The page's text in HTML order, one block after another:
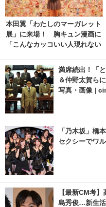
本田翼「わたしのマーガレット
展」に来場！ 胸キュン漫画に
「こんなカッコいい人現れない
満席続出！「
＆仲野太賀ら
写真・画像 |
「乃木坂」橋
セクシーでワ
【最新CM考
島秀俊…新生